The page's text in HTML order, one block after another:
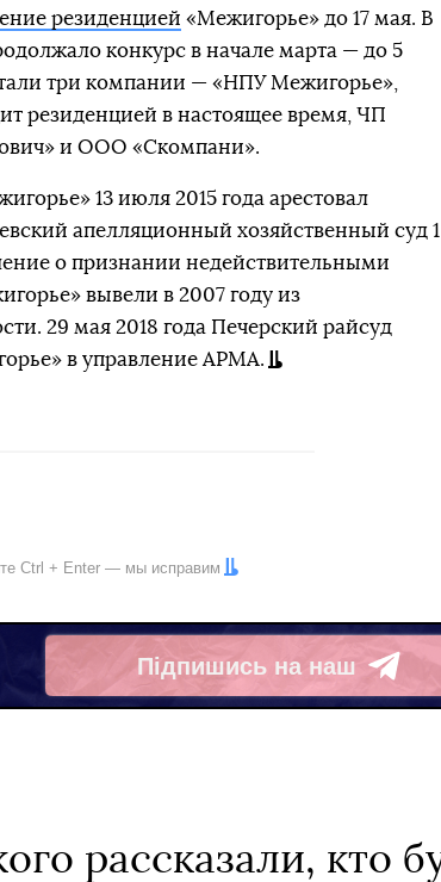
резиденцией «Межигорье» до 17 мая. В
конкурс в начале марта — до 5
три компании — «НПУ Межигорье»,
резиденцией в настоящее время, ЧП
и ООО «Скомпани».
13 июля 2015 года арестовал
апелляционный хозяйственный суд 1
о признании недействительными
вывели в 2007 году из
29 мая 2018 года Печерский райсуд
в управление АРМА.
Ctrl + Enter — мы исправим
Підпишись на наш
Telegram
рассказали, кто